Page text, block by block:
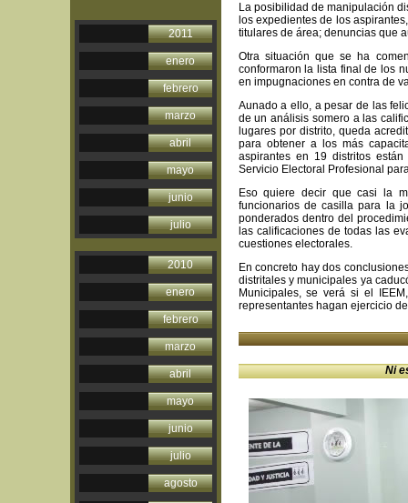
2011
enero
febrero
marzo
abril
mayo
junio
julio
2010
enero
febrero
marzo
abril
mayo
junio
julio
agosto
La posibilidad de manipulación
los expedientes de los
titulares de área; denuncias que
Otra situación que se ha
conformaron la lista final de los
en impugnaciones en contra de
Aunado a ello, a pesar de las
de un análisis somero a las
lugares por distrito, queda
para obtener a los más
aspirantes en 19 distritos
Servicio Electoral Profesional
Eso quiere decir que casi la
funcionarios de casilla para la
ponderados dentro del
las calificaciones de todas las
cuestiones electorales.
En concreto hay dos
distritales y municipales ya
Municipales, se verá si el
representantes hagan ejercicio
Ni